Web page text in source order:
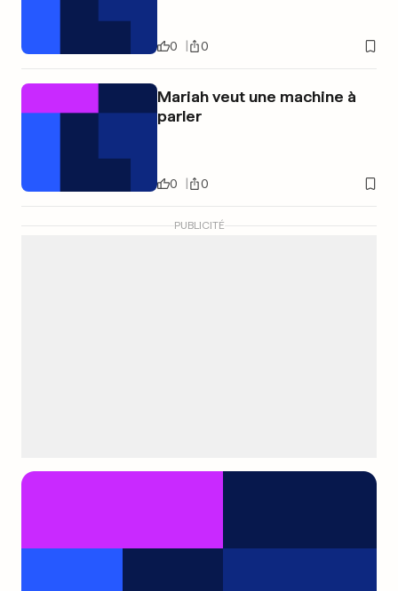
0 0
Mariah veut une machine à
parler
0 0
PUBLICITÉ